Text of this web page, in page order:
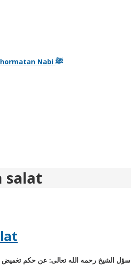
Kisah Seekor Anjing Pembela Kehormatan Nabi ﷺ
salat
سؤل الشيخ رحمه الله تعالى: عن حكم تغميض